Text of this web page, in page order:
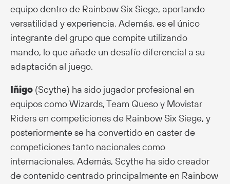
equipo dentro de Rainbow Six Siege, aportando
versatilidad y experiencia. Además, es el único
integrante del grupo que compite utilizando
mando, lo que añade un desafío diferencial a su
adaptación al juego.
Iñigo (Scythe) ha sido jugador profesional en
equipos como Wizards, Team Queso y Movistar
Riders en competiciones de Rainbow Six Siege, y
posteriormente se ha convertido en caster de
competiciones tanto nacionales como
internacionales. Además, Scythe ha sido creador
de contenido centrado principalmente en Rainbow